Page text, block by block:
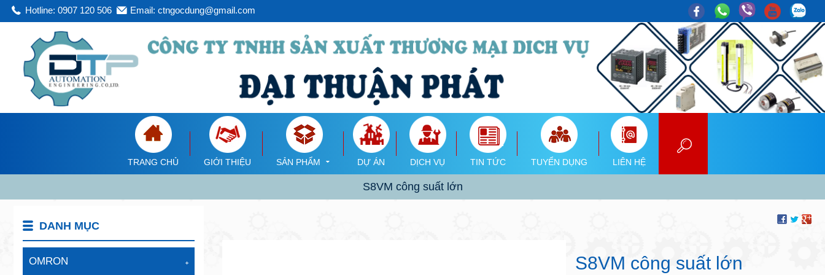
Hotline: 0907 120 506 Email: ctngocdung@gmail.com
TRANG CHỦ GIỚI THIỆU SẢN PHẨM DỰ ÁN DỊCH VỤ TIN TỨC TUYỂN DỤNG LIÊN HỆ
S8VM công suất lớn
S8VM công suất lớn
DANH MỤC
OMRON